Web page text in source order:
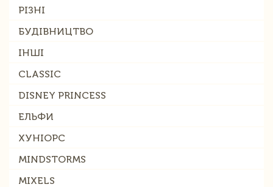
РІЗНІ
БУДІВНИЦТВО
ІНШІ
CLASSIC
DISNEY PRINCESS
ЕЛЬФИ
ХУНІОРС
MINDSTORMS
MIXELS